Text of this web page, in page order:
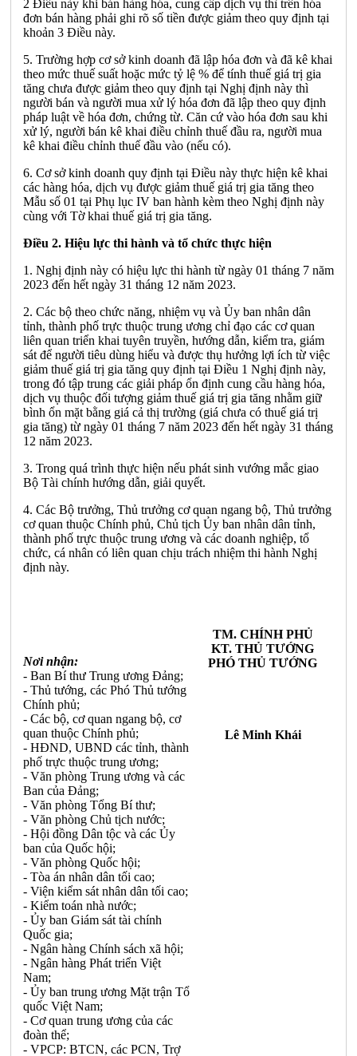
2 Điều này khi bán hàng hóa, cung cấp dịch vụ thì trên hóa
đơn bán hàng phải ghi rõ số tiền được giảm theo quy định tại
khoản 3 Điều này.
5. Trường hợp cơ sở kinh doanh đã lập hóa đơn và đã kê khai
theo mức thuế suất hoặc mức tỷ lệ % để tính thuế giá trị gia
tăng chưa được giảm theo quy định tại Nghị định này thì
người bán và người mua xử lý hóa đơn đã lập theo quy định
pháp luật về hóa đơn, chứng từ. Căn cứ vào hóa đơn sau khi
xử lý, người bán kê khai điều chỉnh thuế đầu ra, người mua
kê khai điều chỉnh thuế đầu vào (nếu có).
6. Cơ sở kinh doanh quy định tại Điều này thực hiện kê khai
các hàng hóa, dịch vụ được giảm thuế giá trị gia tăng theo
Mẫu số 01 tại Phụ lục IV ban hành kèm theo Nghị định này
cùng với Tờ khai thuế giá trị gia tăng.
Điều 2. Hiệu lực thi hành và tổ chức thực hiện
1. Nghị định này có hiệu lực thi hành từ ngày 01 tháng 7 năm
2023 đến hết ngày 31 tháng 12 năm 2023.
2. Các bộ theo chức năng, nhiệm vụ và Ủy ban nhân dân
tỉnh, thành phố trực thuộc trung ương chỉ đạo các cơ quan
liên quan triển khai tuyên truyền, hướng dẫn, kiểm tra, giám
sát để người tiêu dùng hiểu và được thụ hưởng lợi ích từ việc
giảm thuế giá trị gia tăng quy định tại Điều 1 Nghị định này,
trong đó tập trung các giải pháp ổn định cung cầu hàng hóa,
dịch vụ thuộc đối tượng giảm thuế giá trị gia tăng nhằm giữ
bình ổn mặt bằng giá cả thị trường (giá chưa có thuế giá trị
gia tăng) từ ngày 01 tháng 7 năm 2023 đến hết ngày 31 tháng
12 năm 2023.
3. Trong quá trình thực hiện nếu phát sinh vướng mắc giao
Bộ Tài chính hướng dẫn, giải quyết.
4. Các Bộ trưởng, Thủ trưởng cơ quan ngang bộ, Thủ trưởng
cơ quan thuộc Chính phủ, Chủ tịch Ủy ban nhân dân tỉnh,
thành phố trực thuộc trung ương và các doanh nghiệp, tổ
chức, cá nhân có liên quan chịu trách nhiệm thi hành Nghị
định này.
Nơi nhận:
- Ban Bí thư Trung ương Đảng;
- Thủ tướng, các Phó Thủ tướng
Chính phủ;
- Các bộ, cơ quan ngang bộ, cơ
quan thuộc Chính phủ;
- HĐND, UBND các tỉnh, thành
phố trực thuộc trung ương;
- Văn phòng Trung ương và các
Ban của Đảng;
- Văn phòng Tổng Bí thư;
- Văn phòng Chủ tịch nước;
- Hội đồng Dân tộc và các Ủy
ban của Quốc hội;
- Văn phòng Quốc hội;
- Tòa án nhân dân tối cao;
- Viện kiểm sát nhân dân tối cao;
- Kiểm toán nhà nước;
- Ủy ban Giám sát tài chính
Quốc gia;
- Ngân hàng Chính sách xã hội;
- Ngân hàng Phát triển Việt
Nam;
- Ủy ban trung ương Mặt trận Tổ
quốc Việt Nam;
- Cơ quan trung ương của các
đoàn thể;
- VPCP: BTCN, các PCN, Trợ
TM. CHÍNH PHỦ
KT. THỦ TƯỚNG
PHÓ THỦ TƯỚNG
Lê Minh Khái